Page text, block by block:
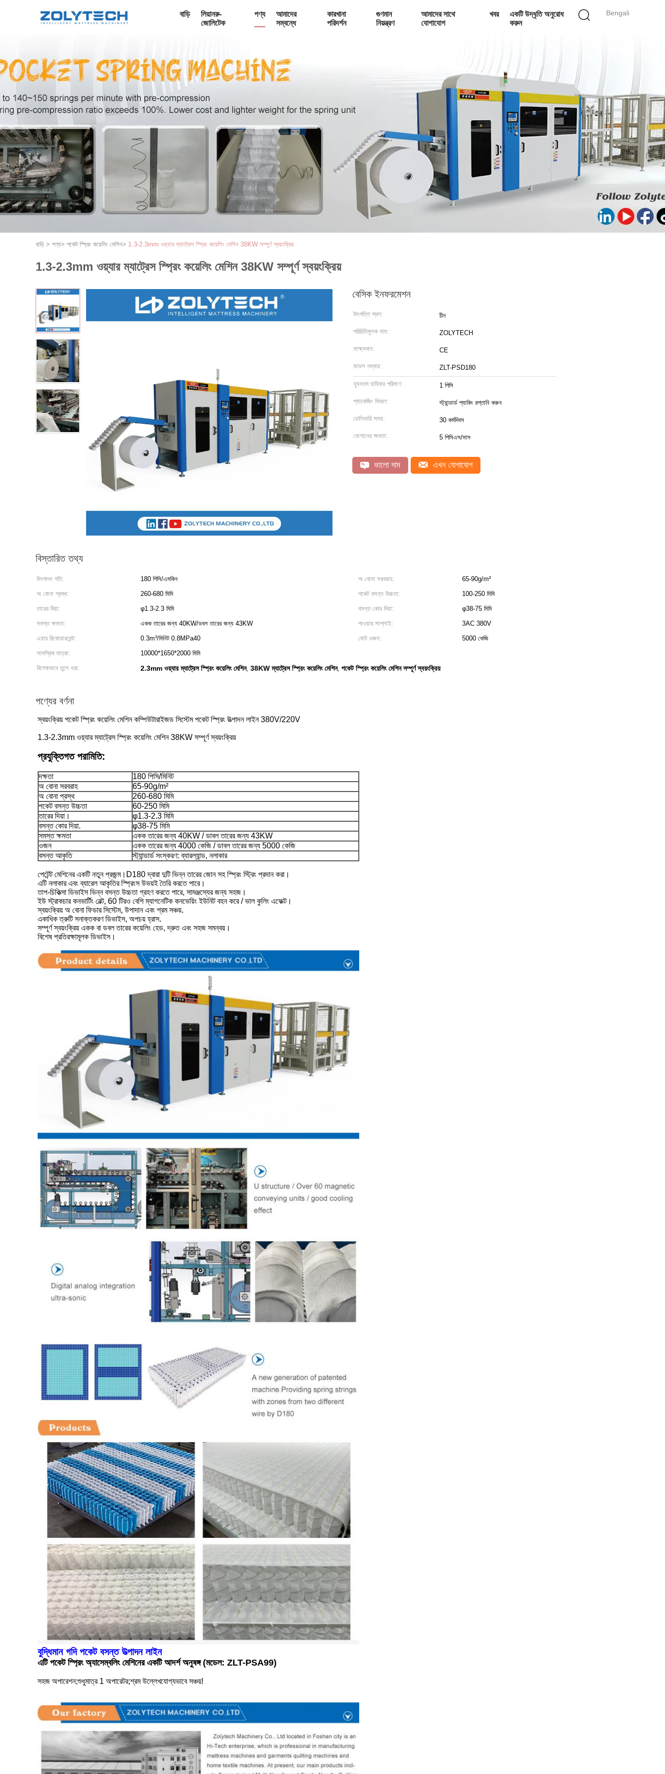
Bengali
বাড়ি
লিয়ানরু-
জোলিটেক
পণ্য
আমাদের
সম্বন্ধে
কারখানা
পরিদর্শন
গুণমান
নিয়ন্ত্রণ
আমাদের সাথে
যোগাযোগ
খবর
একটি উদ্ধৃতি অনুরোধ
করুন
বাড়ি > পণ্য> পকেট স্প্রিং কয়েলিং মেশিন> 1.3-2.3mm ওয়্যার ম্যাট্রেস স্প্রিং কয়েলিং মেশিন 38KW সম্পূর্ণ স্বয়ংক্রিয়
1.3-2.3mm ওয়্যার ম্যাট্রেস স্প্রিং কয়েলিং মেশিন 38KW সম্পূর্ণ স্বয়ংক্রিয়
বেসিক ইনফরমেশন
উৎপত্তি স্থল: চীন
পরিচিতিমুলক নাম: ZOLYTECH
সাক্ষ্যদান: CE
মডেল নম্বার: ZLT-PSD180
ন্যূনতম চাহিদার পরিমাণ: 1 পিসি
প্যাকেজিং বিবরণ: স্ট্যান্ডার্ড প্যাকিং রপ্তানি করুন
ডেলিভারি সময়: 30 কর্মদিবস
যোগানের ক্ষমতা: 5 পিসিএস/মাস
ভালো দাম এখন যোগাযোগ
বিস্তারিত তথ্য
উৎপাদন গতি: 180 পিসি/এমকিন অ বোনা সরবরাহ:
65-90g/m²
অ বোনা প্রস্থ:
260-680 মিমি পকেট বসন্ত উচ্চতা:
100-250 মিমি
তারের দিয়া:
φ1.3-2.3 মিমি বসন্ত কোর দিয়া:
φ38-75 মিমি
সমস্ত ক্ষমতা:
একক তারের জন্য 40KW/ডবল তারের জন্য 43KW পাওয়ার সাপ্লাই:
3AC 380V
এয়ার রিকোয়ারমেন্ট:
0.3m³/মিনিট 0.8MPa40 মোট ওজন:
5000 কেজি
সামগ্রিক মাত্রা:
10000*1650*2000 মিমি
বিশেষভাবে তুলে ধরা:
2.3mm ওয়্যার ম্যাট্রেস স্প্রিং কয়েলিং মেশিন, 38KW ম্যাট্রেস স্প্রিং কয়েলিং মেশিন, পকেট স্প্রিং কয়েলিং মেশিন সম্পূর্ণ স্বয়ংক্রিয়
পণ্যের বর্ণনা
স্বয়ংক্রিয় পকেট স্প্রিং কয়েলিং মেশিন কম্পিউটারাইজড সিস্টেম পকেট স্প্রিং উত্পাদন লাইন 380V/220V
1.3-2.3mm ওয়্যার ম্যাট্রেস স্প্রিং কয়েলিং মেশিন 38KW সম্পূর্ণ স্বয়ংক্রিয়
প্রযুক্তিগত পরামিতি:
দক্ষতা
180 পিসি/মিনিট
অ বোনা সরবরাহ
65-90g/m²
অ বোনা প্রস্থ
260-680 মিমি
পকেট বসন্ত উচ্চতা
60-250 মিমি
তারের দিয়া।
φ1.3-2.3 মিমি
বসন্ত কোর দিয়া.
φ38-75 মিমি
সমস্ত ক্ষমতা
একক তারের জন্য 40KW / ডাবল তারের জন্য 43KW
ওজন
একক তারের জন্য 4000 কেজি / ডাবল তারের জন্য 5000 কেজি
বসন্ত আকৃতি
স্ট্যান্ডার্ড সংস্করণ: ব্যারল্যান্ড, নলাকার
পেটেন্ট মেশিনের একটি নতুন প্রজন্ম।D180 দ্বারা দুটি ভিন্ন তারের জোন সহ স্প্রিং স্ট্রিং প্রদান করা।
এটি নলাকার এবং ব্যারেল আকৃতির স্প্রিংস উভয়ই তৈরি করতে পারে।
তাপ-চিকিত্সা ডিভাইস ভিন্ন বসন্ত উচ্চতা গ্রহণ করতে পারে, সামঞ্জস্যের জন্য সহজ।
ইউ স্ট্রাকচার কনভার্টিং বেল্ট, 60 টিরও বেশি ম্যাগনেটিক কনভেয়িং ইউনিট বহন করে / ভাল কুলিং এফেক্ট।
স্বয়ংক্রিয় অ বোনা ফিডার সিস্টেম, উপাদান এবং শ্রম সঞ্চয়.
একাধিক ত্রুটি সনাক্তকরণ ডিভাইস, অপচয় হ্রাস.
সম্পূর্ণ স্বয়ংক্রিয় একক বা ডবল তারের কয়েলিং হেড, দ্রুত এবং সহজ সমন্বয়।
বিশেষ প্রতিরক্ষামূলক ডিভাইস।
বুদ্ধিমান গদি পকেট বসন্ত উত্পাদন লাইন
এটি পকেট স্প্রিং অ্যাসেম্বলিং মেশিনের একটি আদর্শ অনুষঙ্গ (মডেল: ZLT-PSA99)
সহজ অপারেশন;শুধুমাত্র 1 অপারেটর;শ্রম উল্লেখযোগ্যভাবে সঞ্চয়!